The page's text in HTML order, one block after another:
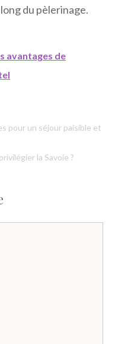
du pèlerinage.
avantages de
pour un séjour paisible et
la Savoie ?